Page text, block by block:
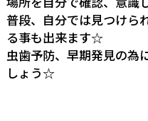
普段、自分では見つけら
る事も出来ます☆
虫歯予防、早期発見の為
しょう☆